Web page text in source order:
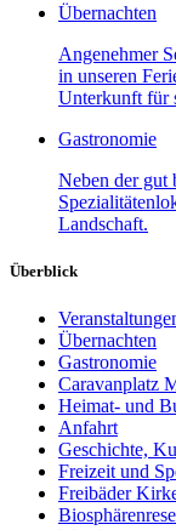
Übernachten
Angenehmer
in unseren
Unterkunft für
Gastronomie
Neben der gut
Landschaft.
Überblick
Übernachten
Gastronomie
Caravanplatz
Heimat- und
Anfahrt
Geschichte,
Freizeit und
Freibäder